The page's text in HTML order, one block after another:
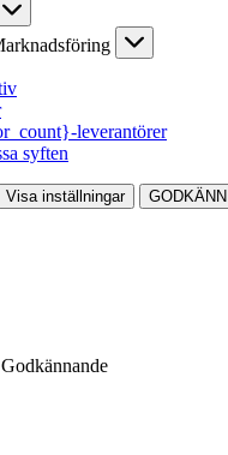
leverantörer
syften
Visa inställningar GODKÄNN